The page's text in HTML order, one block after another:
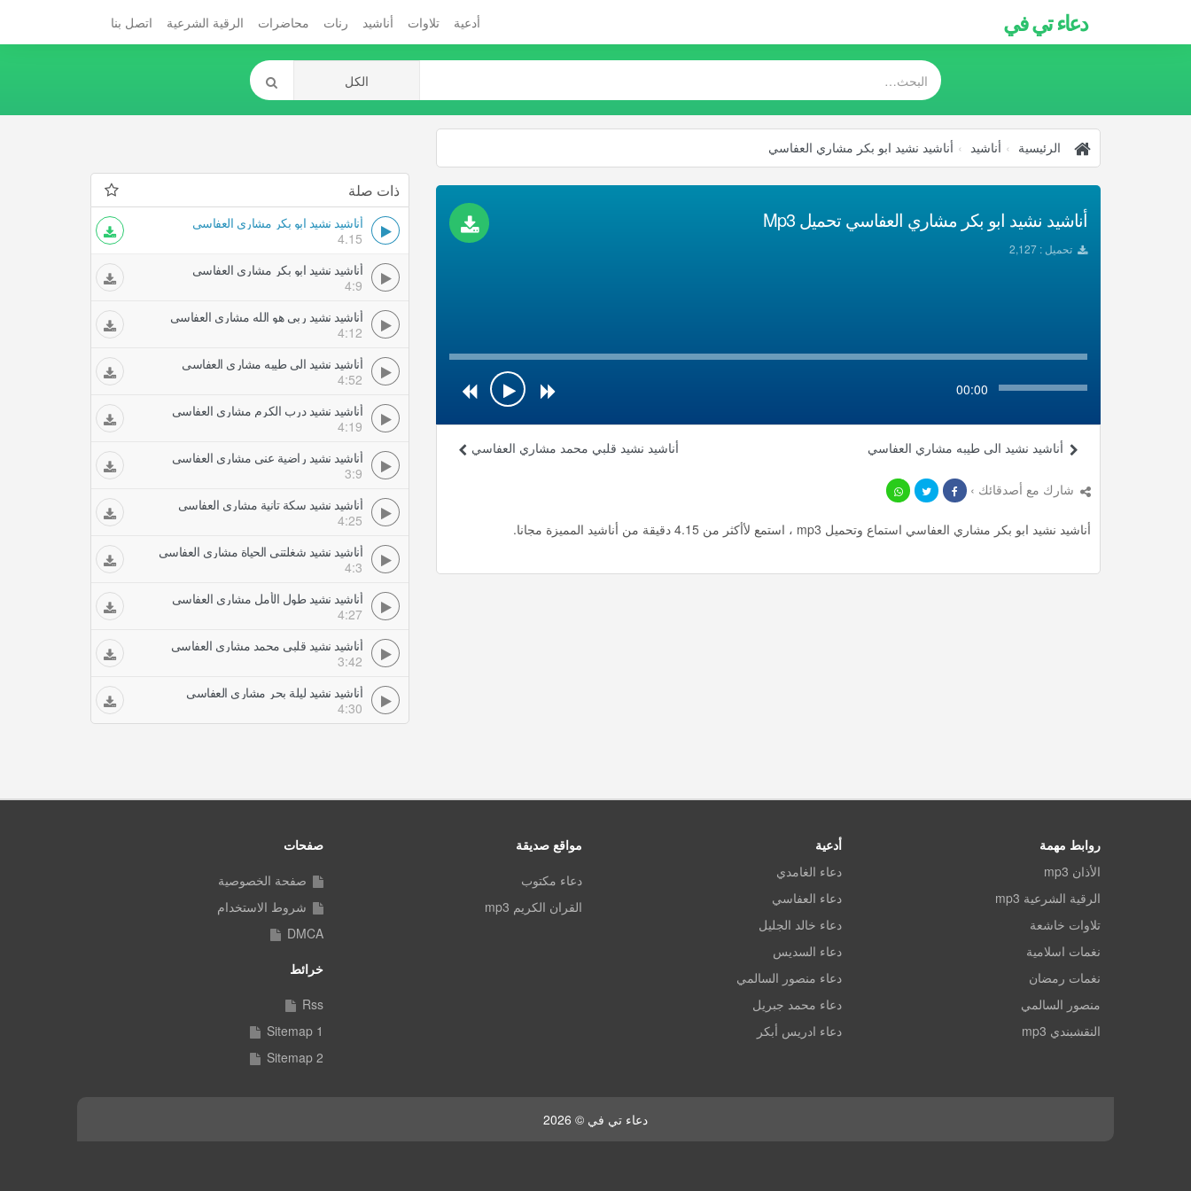
دعاء تي في أدعية تلاوات أناشيد رنات محاضرات الرقية الشرعية اتصل بنا
الرئيسية أناشيد أناشيد نشيد ابو بكر مشاري العفاسي
أناشيد نشيد ابو بكر مشاري العفاسي تحميل Mp3
تحميل : 2,127
00:00
أناشيد نشيد قلبي محمد مشاري العفاسي أناشيد نشيد الى طيبه مشاري العفاسي
شارك مع أصدقائك ›
أناشيد نشيد ابو بكر مشاري العفاسي استماع وتحميل mp3 ، استمع لأأكثر من 4.15 دقيقة من أناشيد المميزة مجانا.
ذات صلة
أناشيد نشيد ابو بكر مشاري العفاسي
4.15
أناشيد نشيد ابو بكر مشاري العفاسي
4:9
أناشيد نشيد ربي هو الله مشاري العفاسي
4:12
أناشيد نشيد الى طيبه مشاري العفاسي
4:52
أناشيد نشيد درب الكرم مشاري العفاسي
4:19
أناشيد نشيد راضية عني مشاري العفاسي
3:9
أناشيد نشيد سكة تانية مشاري العفاسي
4:25
أناشيد نشيد شغلتني الحياة مشاري العفاسي
4:3
أناشيد نشيد طول الأمل مشاري العفاسي
4:27
أناشيد نشيد قلبي محمد مشاري العفاسي
3:42
أناشيد نشيد ليلة بحر مشاري العفاسي
4:30
روابط مهمة
الأذان mp3
الرقية الشرعية mp3
تلاوات خاشعة
نغمات اسلامية
نغمات رمضان
منصور السالمي
النقشبندي mp3
أدعية
دعاء الغامدي
دعاء العفاسي
دعاء خالد الجليل
دعاء السديس
دعاء منصور السالمي
دعاء محمد جبريل
دعاء ادريس أبكر
مواقع صديقة
دعاء مكتوب
القران الكريم mp3
صفحات
صفحة الخصوصية
شروط الاستخدام
DMCA
خرائط
Rss
Sitemap 1
Sitemap 2
دعاء تي في © 2026